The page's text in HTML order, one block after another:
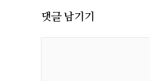
댓글 남기기